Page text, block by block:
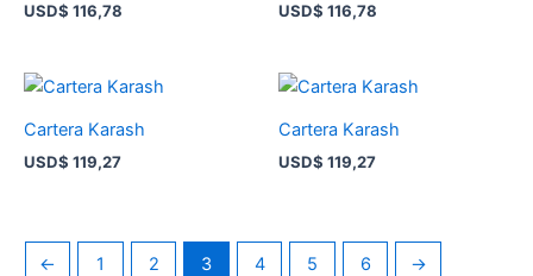
USD$ 116,78 USD$ 116,78
Cartera Karash
USD$ 119,27
Cartera Karash
USD$ 119,27
← 1 2 3 4 5 6 →